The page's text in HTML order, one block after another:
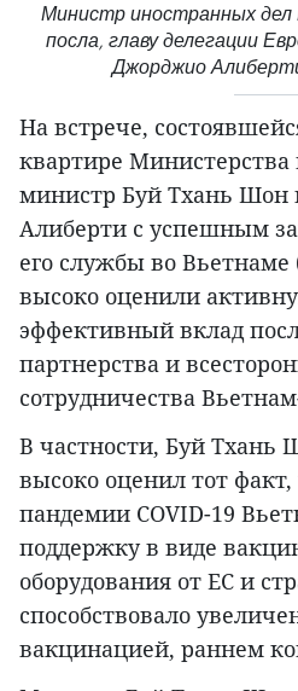
Министр иностранных дел
посла, главу делегации
Джорджио
На встрече,
квартире
министр Буй Тхань Шон
Алиберти с успешным
его службы во Вьетнаме
высоко оценили
эффективный вклад
партнерства и
сотрудничества
В частности, Буй Тхань
высоко оценил тот
пандемии COVID-19
поддержку в виде
оборудования от ЕС и
способствовало
вакцинацией, раннем